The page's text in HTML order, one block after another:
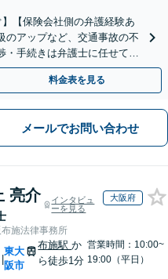
【保険会社側の弁護経験あ
のアップなど、交通事故の不
・手続きは弁護士に任せて、
料金表を見る
メールでお問い合わせ
亮介
インタビュ
ーを見る
大阪府
施法律事務所
|
東大
阪市
布施駅か
ら徒歩1分
営業時間：10:00~
19:00（平日）